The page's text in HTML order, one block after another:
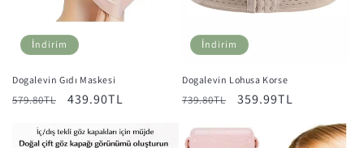
İndirim
Dogalevin Gıdı Maskesi
Normal
579.80TL
İndirimli
439.90TL
İndirim
Dogalevin Lohusa Korse
Normal
739.80TL
İndirimli
359.99TL